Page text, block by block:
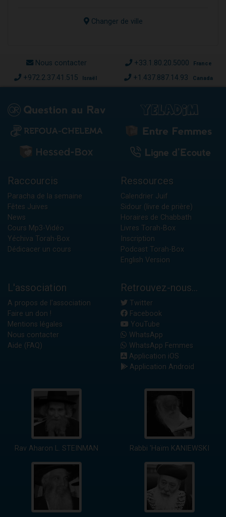
Changer de ville
Nous contacter +33.1.80.20.5000 France
+972.2.37.41.515 Israël +1.437.887.14.93 Canada
Raccourcis
Paracha de la semaine
Fêtes Juives
News
Cours Mp3-Vidéo
Yéchiva Torah-Box
Dédicacer un cours
Ressources
Calendrier Juif
Sidour (livre de prière)
Horaires de Chabbath
Livres Torah-Box
Inscription
Podcast Torah-Box
English Version
L'association
A propos de l'association
Faire un don !
Mentions légales
Nous contacter
Aide (FAQ)
Retrouvez-nous...
Twitter
Facebook
YouTube
WhatsApp
WhatsApp Femmes
Application iOS
Application Android
Rav Aharon L. STEINMAN Rabbi 'Haïm KANIEWSKI